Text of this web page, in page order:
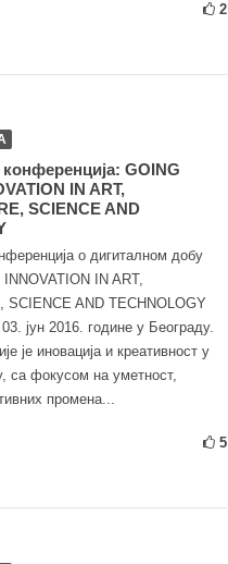
2
GOING
IN ART,
SCIENCE AND
о дигиталном добу
IN ART,
SCIENCE AND TECHNOLOGY
јун 2016. године у Београду.
је иновација и креативност у
са фокусом на уметност,
промена...
5